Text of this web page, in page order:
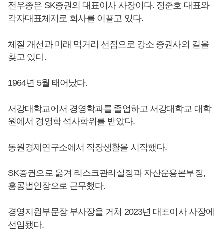
전우종은 SK증권의 대표이사 사장이다. 정준호 대표와
각자대표체제로 회사를 이끌고 있다.
체질 개선과 미래 먹거리 선점으로 강소 증권사의 길을
찾고 있다.
1964년 5월 태어났다.
서강대학교에서 경영학과를 졸업하고 서강대학교 대학
원에서 경영학 석사학위를 받았다.
동원경제연구소에서 직장생활을 시작했다.
SK증권으로 옮겨 리스크관리실장과 자산운용본부장,
홍콩법인장으로 근무했다.
경영지원부문장 부사장을 거쳐 2023년 대표이사 사장에
선임됐다.